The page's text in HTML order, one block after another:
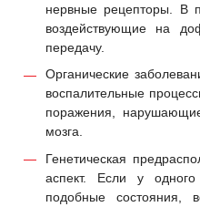
нервные рецепторы. В
воздействующие на
передачу.
Органические
воспалительные
поражения,
мозга.
Генетическая
аспект. Если у
подобные состояния,